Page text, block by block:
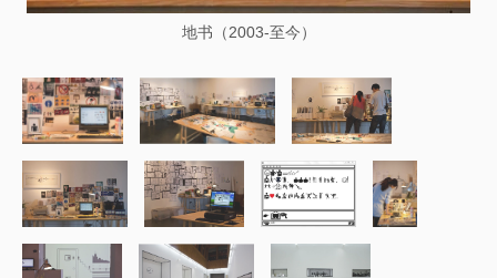
地书（2003-至今）